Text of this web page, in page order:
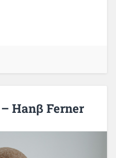
Hanβ Ferner